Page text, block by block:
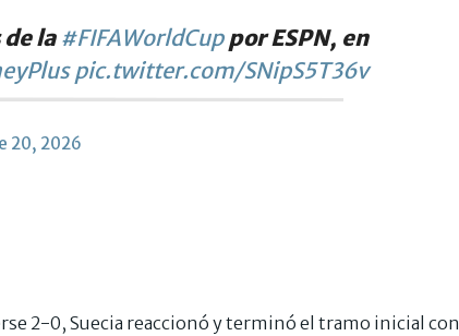
la #FIFAWorldCuppor ESPN, en
pic.twitter.com/SNipS5T36v
20, 2026
2-0, Suecia reaccionó y terminó el tramo inicial con